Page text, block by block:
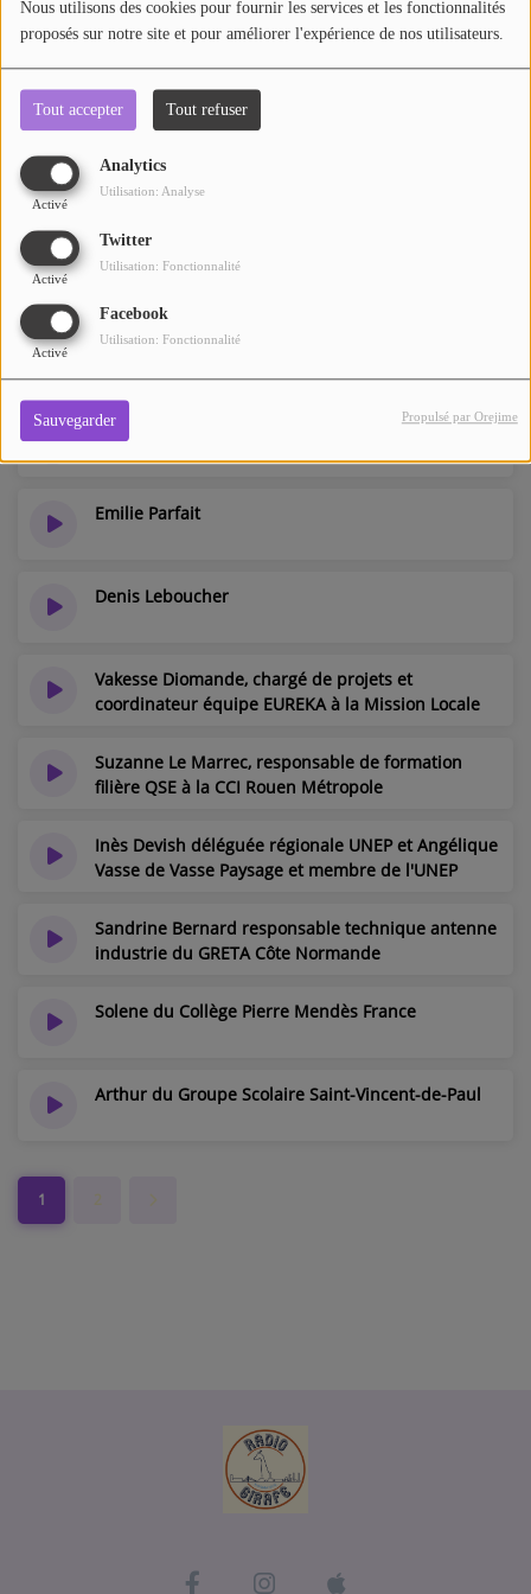
Nous utilisons des cookies pour fournir les services et les fonctionnalités
proposés sur notre site et pour améliorer l'expérience de nos utilisateurs.
Tout accepter Tout refuser
Analytics
Activé
Utilisation: Analyse
Twitter
Activé
Utilisation: Fonctionnalité
Facebook
Activé
Utilisation: Fonctionnalité
Sauvegarder Propulsé par Orejime
Mylène Gratigny
Mathieu Cattoni
Marie Dufond
Ludivine Bayon
Germain Coutard
Florian Leclercq
Emilie Parfait
Denis Leboucher
Vakesse Diomande, chargé de projets et
coordinateur équipe EUREKA à la Mission Locale
Suzanne Le Marrec, responsable de formation
filière QSE à la CCI Rouen Métropole
Inès Devish déléguée régionale UNEP et Angélique
Vasse de Vasse Paysage et membre de l'UNEP
Sandrine Bernard responsable technique antenne
industrie du GRETA Côte Normande
Solene du Collège Pierre Mendès France
Arthur du Groupe Scolaire Saint-Vincent-de-Paul
1 2